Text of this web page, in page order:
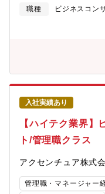
化をキーワードに幅広
テイメント事業者【プ
デジタル化推進■水平分
ローバル展開■仮想化ネ
率化対応■ファンエンゲ
■基幹システム刷新支援
想支援■新規デジタルメ
■新規事業開発支援、DX
サービスでクライアン
とができ、市場価値が
クノロジーの強みを活
ることで最新技術にキャ
職種
ビジネスコン
入社実績あり
【ハイテク業界】
ト/管理職クラス
アクセンチュア株式
管理職・マネージャー